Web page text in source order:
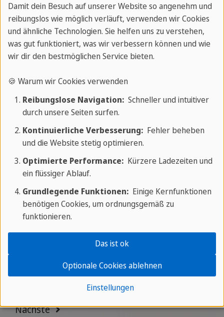
Reisen & Lifestyle
Geschrieben von
Sprachcaffe Team
Beste Festivals & Aktivitäten in Málaga
Costa del Sol
Karriere & Leben
Geschrieben von Sprachcaffe Team
Erfolgreich ins Auslandstudium starten
Zum Artikel
Nächste
Damit dein Besuch auf unserer Website so angenehm und
reibungslos wie möglich verläuft, verwenden wir Cookies
und ähnliche Technologien. Sie helfen uns zu verstehen,
was gut funktioniert, was wir verbessern können und wie
wir dir den bestmöglichen Service bieten.
🍪 Warum wir Cookies verwenden
Reibungslose Navigation:Schneller und intuitiver
durch unsere Seiten surfen.
Kontinuierliche Verbesserung:Fehler beheben
und die Website stetig optimieren.
Optimierte Performance:Kürzere Ladezeiten und
ein flüssiger Ablauf.
Grundlegende Funktionen:Einige Kernfunktionen
benötigen Cookies, um ordnungsgemäß zu
funktionieren.
Einstellungen
Optionale Cookies ablehnen
Das ist ok